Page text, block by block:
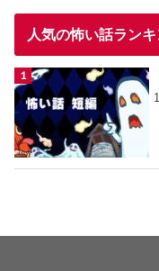
人気の怖い話ラン